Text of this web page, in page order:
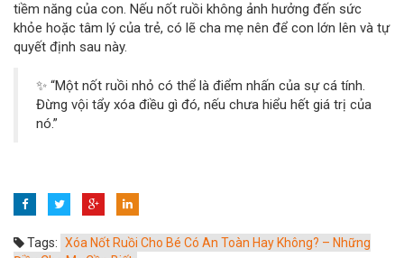
tiềm năng của con. Nếu nốt ruồi không ảnh hưởng đến sức
khỏe hoặc tâm lý của trẻ, có lẽ cha mẹ nên để con lớn lên và tự
quyết định sau này.
✨ “Một nốt ruồi nhỏ có thể là điểm nhấn của sự cá tính.
Đừng vội tẩy xóa điều gì đó, nếu chưa hiểu hết giá trị của
nó.”
Tags: Xóa Nốt Ruồi Cho Bé Có An Toàn Hay Không? – Những